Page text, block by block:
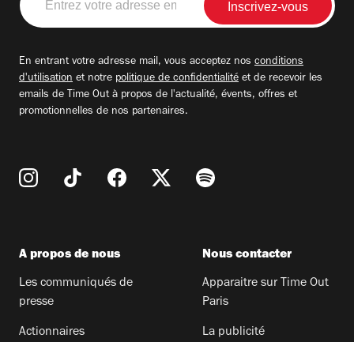
votre
adresse
En entrant votre adresse mail, vous acceptez nos conditions
d'utilisation et notre politique de confidentialité et de recevoir les
emails de Time Out à propos de l'actualité, évents, offres et
promotionnelles de nos partenaires.
A propos de nous
Les communiqués de
presse
Actionnaires
Nous contacter
Apparaitre sur Time Out
Paris
La publicité